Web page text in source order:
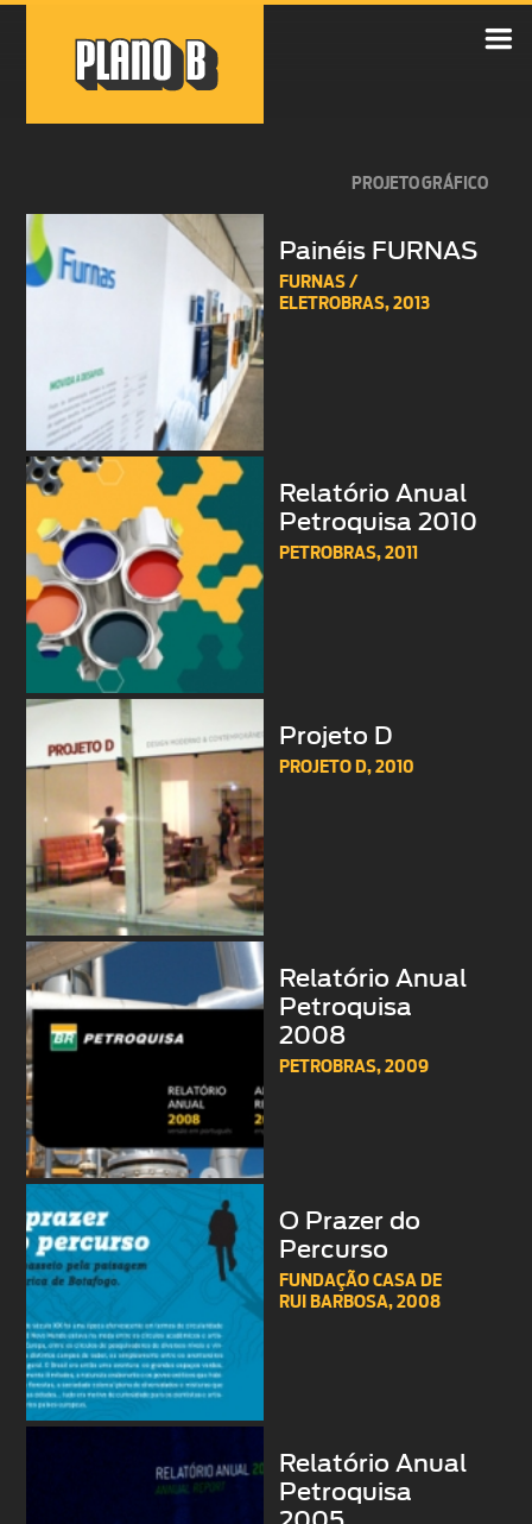

PROJETO GRÁFICO
Painéis FURNAS
FURNAS /
ELETROBRAS,2013
Relatório Anual
Petroquisa 2010
PETROBRAS,2011
Projeto D
PROJETO D,2010
Relatório Anual
Petroquisa
2008
PETROBRAS,2009
O Prazer do
Percurso
FUNDAÇÃO CASA DE
RUI BARBOSA,2008
Relatório Anual
Petroquisa